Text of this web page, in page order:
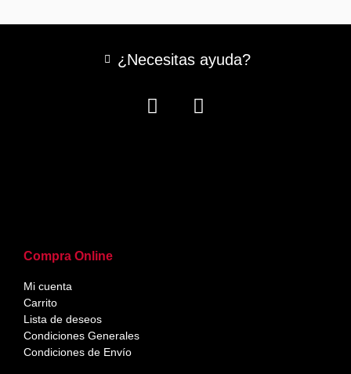
Compra Online
Mi cuenta
Carrito
Lista de deseos
Condiciones Generales
Condiciones de Envío
¿Necesitas ayuda?